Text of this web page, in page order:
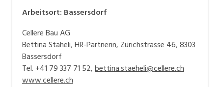
Arbeitsort: Bassersdorf
Cellere Bau AG
Bettina Stäheli, HR-Partnerin, Zürichstrasse 46, 8303
Bassersdorf
Tel. +41 79 337 71 52,bettina.staeheli@cellere.ch
www.cellere.ch